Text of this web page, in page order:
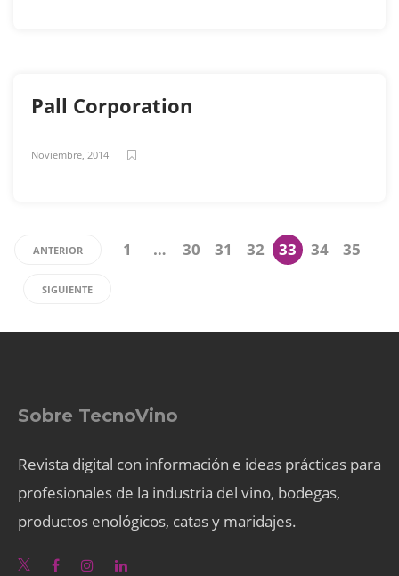
Pall Corporation
Noviembre, 2014
ANTERIOR 1 … 30 31 32 33 34 35
SIGUIENTE
Sobre TecnoVino
Revista digital con información e ideas prácticas para
profesionales de la industria del vino, bodegas,
productos enológicos, catas y maridajes.